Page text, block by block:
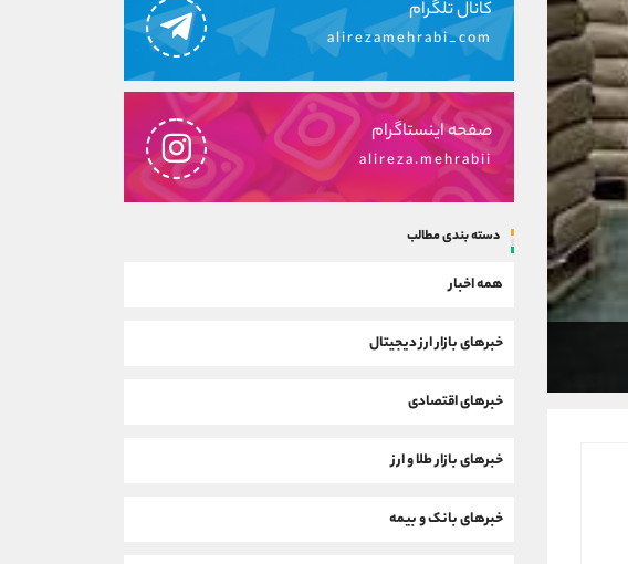
کانال تلگرام
alirezamehrabi_com
صفحه اینستاگرام
alireza.mehrabii
دسته بندی مطالب
همه اخبار
خبرهای بازار ارز دیجیتال
خبرهای اقتصادی
خبرهای بازار طلا و ارز
خبرهای بانک و بیمه